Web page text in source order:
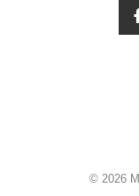
© 2026